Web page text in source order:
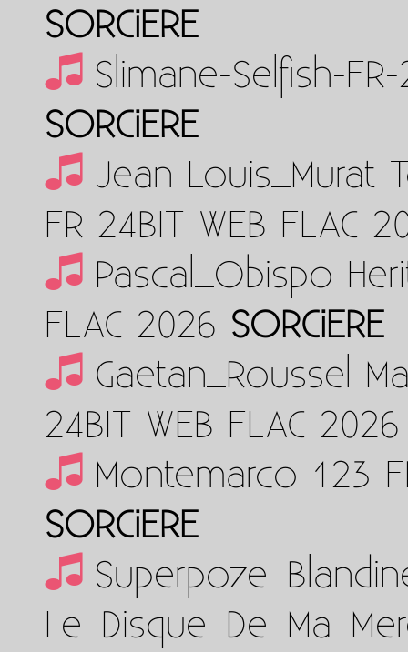
SORCiERE
Slimane-Selfish-
SORCiERE
Jean-Louis_Murat-
FR-24BIT-WEB-FLAC-
Pascal_Obispo-
FLAC-2026-SORCiERE
Gaetan_Roussel-
24BIT-WEB-FLAC-
Montemarco-123-
SORCiERE